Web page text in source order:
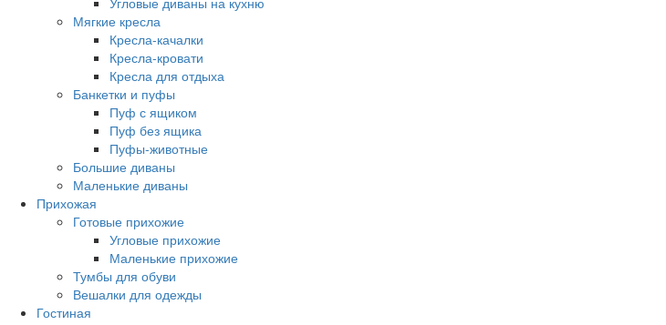
Мягкие кресла
Кресла-качалки
Кресла-кровати
Кресла для отдыха
Банкетки и пуфы
Пуф с ящиком
Пуф без ящика
Пуфы-животные
Большие диваны
Маленькие диваны
Прихожая
Готовые прихожие
Угловые прихожие
Маленькие прихожие
Тумбы для обуви
Вешалки для одежды
Гостиная